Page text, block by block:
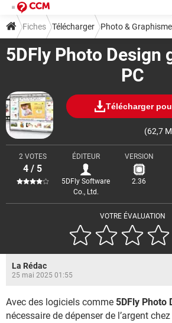
5DFly Photo Design
PC
Télécharger
(62,7
VOTRE ÉVALUATION
2 VOTES
4 / 5
ÉDITEUR
5DFly Software
Co., Ltd.
VERSION
2.36
Fiches Télécharger Photo & Graphisme
La Rédac
25 mai 2025 01:55
Avec des logiciels comme 5DFly Photo
nécessaire de dépenser de l’argent